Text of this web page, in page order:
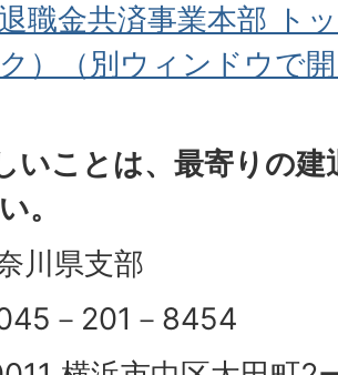
職金共済事業本部 ト
）（別ウィンドウで
いことは、最寄りの
。
川県支部
－201－8454